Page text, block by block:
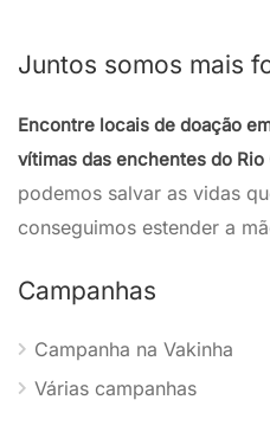
Juntos somos mais
Encontre locais de doação
vítimas das enchentes do Rio
podemos salvar as vidas
conseguimos estender a
Campanhas
Campanha na Vakinha
Várias campanhas